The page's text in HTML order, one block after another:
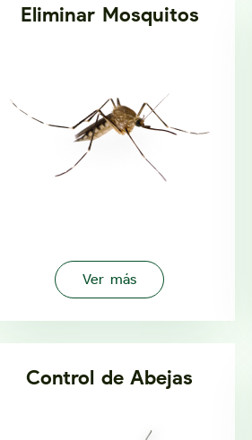
Eliminar Mosquitos
Ver más
Control de Abejas